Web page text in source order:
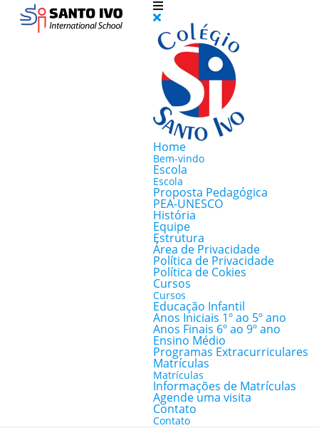
Home
Bem-vindo
Escola
Escola
Proposta Pedagógica
PEA-UNESCO
História
Equipe
Estrutura
Área de Privacidade
Política de Privacidade
Política de Cokies
Cursos
Cursos
Educação Infantil
Anos Iniciais 1º ao 5º ano
Anos Finais 6º ao 9º ano
Ensino Médio
Programas Extracurriculares
Matrículas
Matrículas
Informações de Matrículas
Agende uma visita
Contato
Contato